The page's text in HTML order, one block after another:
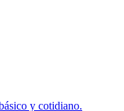
y cotidiano.